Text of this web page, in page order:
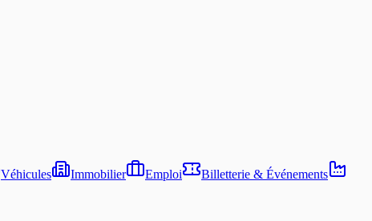
Véhicules Immobilier Emploi
Billetterie & Événements